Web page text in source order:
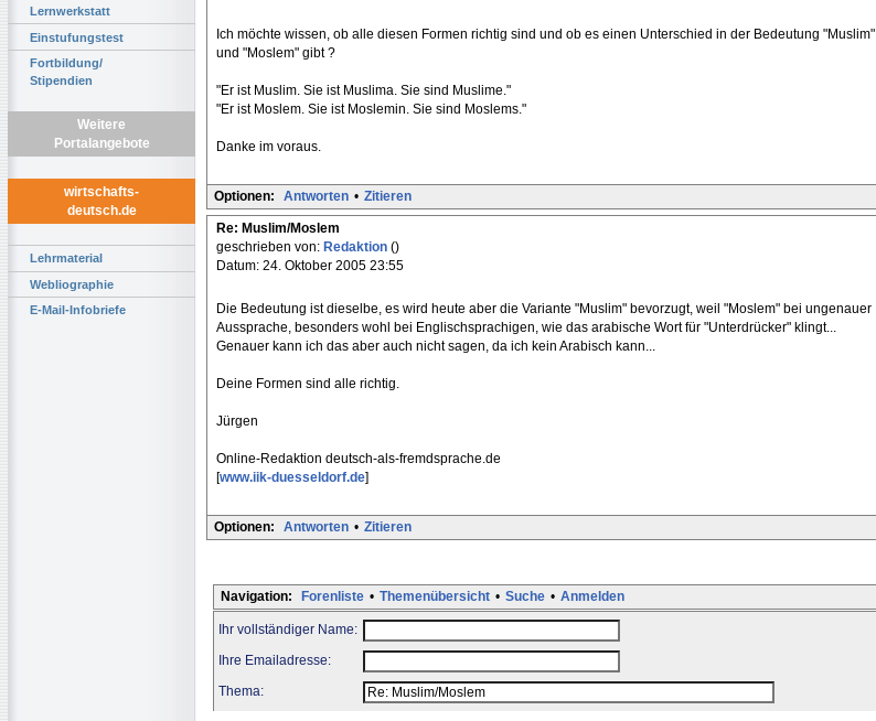
Lernwerkstatt
Einstufungstest
Fortbildung/
Stipendien
Weitere
Portalangebote
wirtschafts-
deutsch.de
Lehrmaterial
Webliographie
E-Mail-Infobriefe
Ich möchte wissen, ob alle diesen Formen richtig sind und ob es einen Unterschied in der Bedeutung "Muslim"
und "Moslem" gibt ?
"Er ist Muslim. Sie ist Muslima. Sie sind Muslime."
"Er ist Moslem. Sie ist Moslemin. Sie sind Moslems."
Danke im voraus.
Optionen: Antworten • Zitieren
Re: Muslim/Moslem
geschrieben von: Redaktion ()
Datum: 24. Oktober 2005 23:55
Die Bedeutung ist dieselbe, es wird heute aber die Variante "Muslim" bevorzugt, weil "Moslem" bei ungenauer
Aussprache, besonders wohl bei Englischsprachigen, wie das arabische Wort für "Unterdrücker" klingt...
Genauer kann ich das aber auch nicht sagen, da ich kein Arabisch kann...
Deine Formen sind alle richtig.
Jürgen
Online-Redaktion deutsch-als-fremdsprache.de
[www.iik-duesseldorf.de]
Optionen: Antworten • Zitieren
Navigation: Forenliste • Themenübersicht • Suche • Anmelden
Ihr vollständiger Name:
Ihre Emailadresse:
Thema: